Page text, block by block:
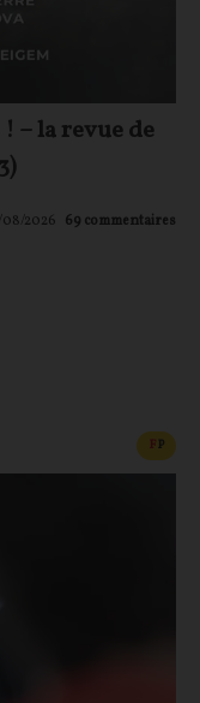
– la revue de
08/2026 69 commentaires
FP